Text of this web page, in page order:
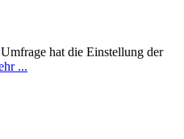
hat die Einstellung der
...